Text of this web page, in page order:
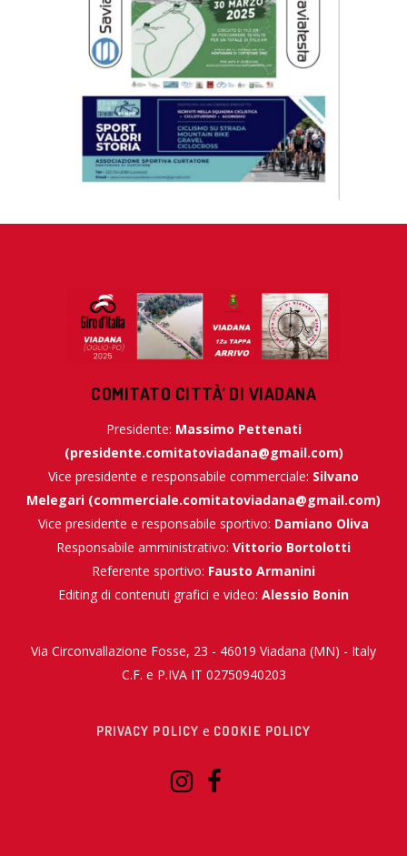
COMITATO CITTÀ’ DI VIADANA
Presidente: Massimo Pettenati
(presidente.comitatoviadana@gmail.com)
Vice presidente e responsabile commerciale: Silvano
Melegari (commerciale.comitatoviadana@gmail.com)
Vice presidente e responsabile sportivo: Damiano Oliva
Responsabile amministrativo: Vittorio Bortolotti
Referente sportivo: Fausto Armanini
Editing di contenuti grafici e video: Alessio Bonin
Via Circonvallazione Fosse, 23 - 46019 Viadana (MN) - Italy
C.F. e P.IVA IT 02750940203
PRIVACY POLICY e COOKIE POLICY